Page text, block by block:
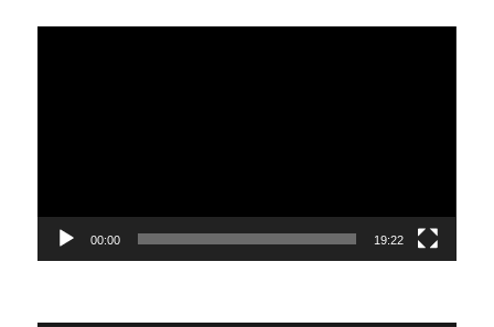
00:00 19:22